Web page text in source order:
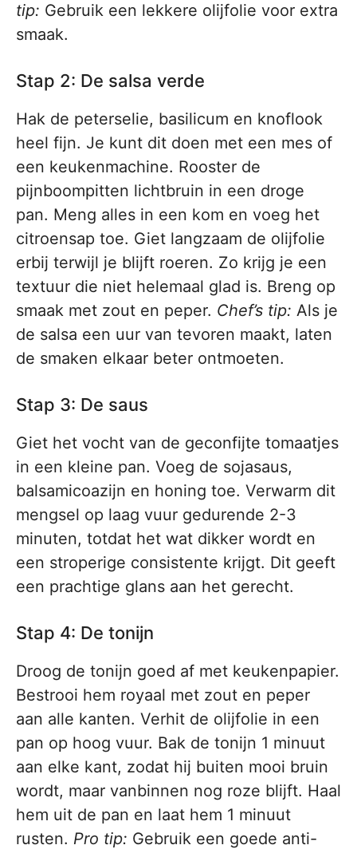
tip: Gebruik een lekkere olijfolie voor extra
smaak.
Stap 2: De salsa verde
Hak de peterselie, basilicum en knoflook
heel fijn. Je kunt dit doen met een mes of
een keukenmachine. Rooster de
pijnboompitten lichtbruin in een droge
pan. Meng alles in een kom en voeg het
citroensap toe. Giet langzaam de olijfolie
erbij terwijl je blijft roeren. Zo krijg je een
textuur die niet helemaal glad is. Breng op
smaak met zout en peper. Chef’s tip: Als je
de salsa een uur van tevoren maakt, laten
de smaken elkaar beter ontmoeten.
Stap 3: De saus
Giet het vocht van de geconfijte tomaatjes
in een kleine pan. Voeg de sojasaus,
balsamicoazijn en honing toe. Verwarm dit
mengsel op laag vuur gedurende 2-3
minuten, totdat het wat dikker wordt en
een stroperige consistente krijgt. Dit geeft
een prachtige glans aan het gerecht.
Stap 4: De tonijn
Droog de tonijn goed af met keukenpapier.
Bestrooi hem royaal met zout en peper
aan alle kanten. Verhit de olijfolie in een
pan op hoog vuur. Bak de tonijn 1 minuut
aan elke kant, zodat hij buiten mooi bruin
wordt, maar vanbinnen nog roze blijft. Haal
hem uit de pan en laat hem 1 minuut
rusten. Pro tip: Gebruik een goede anti-